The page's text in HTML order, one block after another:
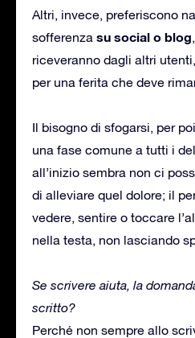
Altri, invece, preferiscono
sofferenza su social o blog
riceveranno dagli altri
per una ferita che deve
Il bisogno di sfogarsi, per
una fase comune a tutti i
all’inizio sembra non ci
di alleviare quel dolore; il
vedere, sentire o toccare
nella testa, non lasciando
Se scrivere aiuta, la
scritto?
Perché non sempre allo